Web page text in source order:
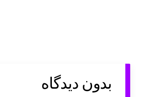
بدون دیدگاه